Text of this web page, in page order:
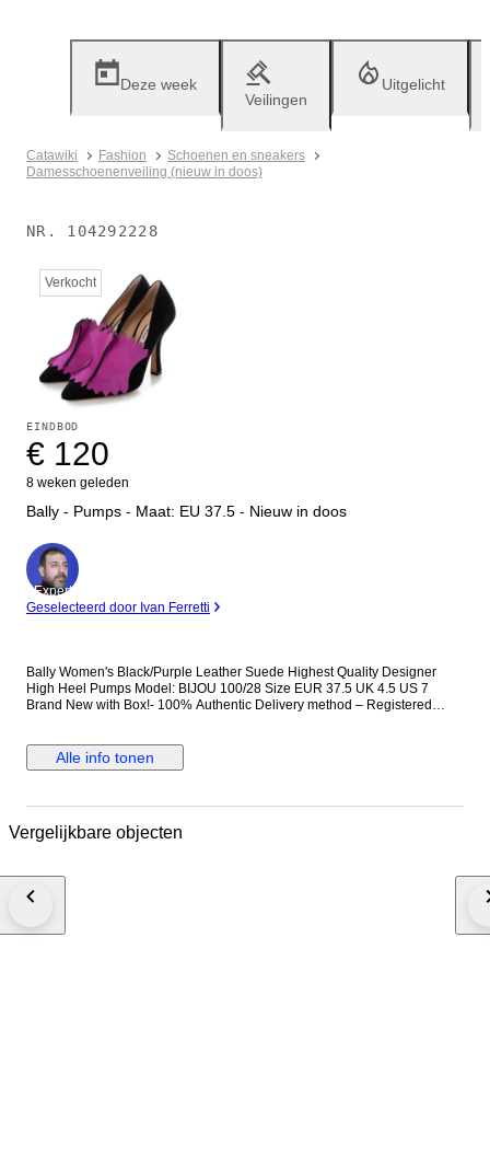
Deze week
Veilingen
Uitgelicht
Catawiki Fashion
Schoenen en sneakers
Damesschoenenveiling (nieuw in doos)
NR. 104292228
Verkocht
EINDBOD
€ 120
8 weken geleden
Bally - Pumps - Maat: EU 37.5 - Nieuw in doos
Expert
Geselecteerd door Ivan Ferretti
Bally Women's Black/Purple Leather Suede Highest Quality Designer
High Heel Pumps Model: BIJOU 100/28 Size EUR 37.5 UK 4.5 US 7
Brand New with Box!- 100% Authentic Delivery method – Registered
Alle info tonen
Vergelijkbare objecten